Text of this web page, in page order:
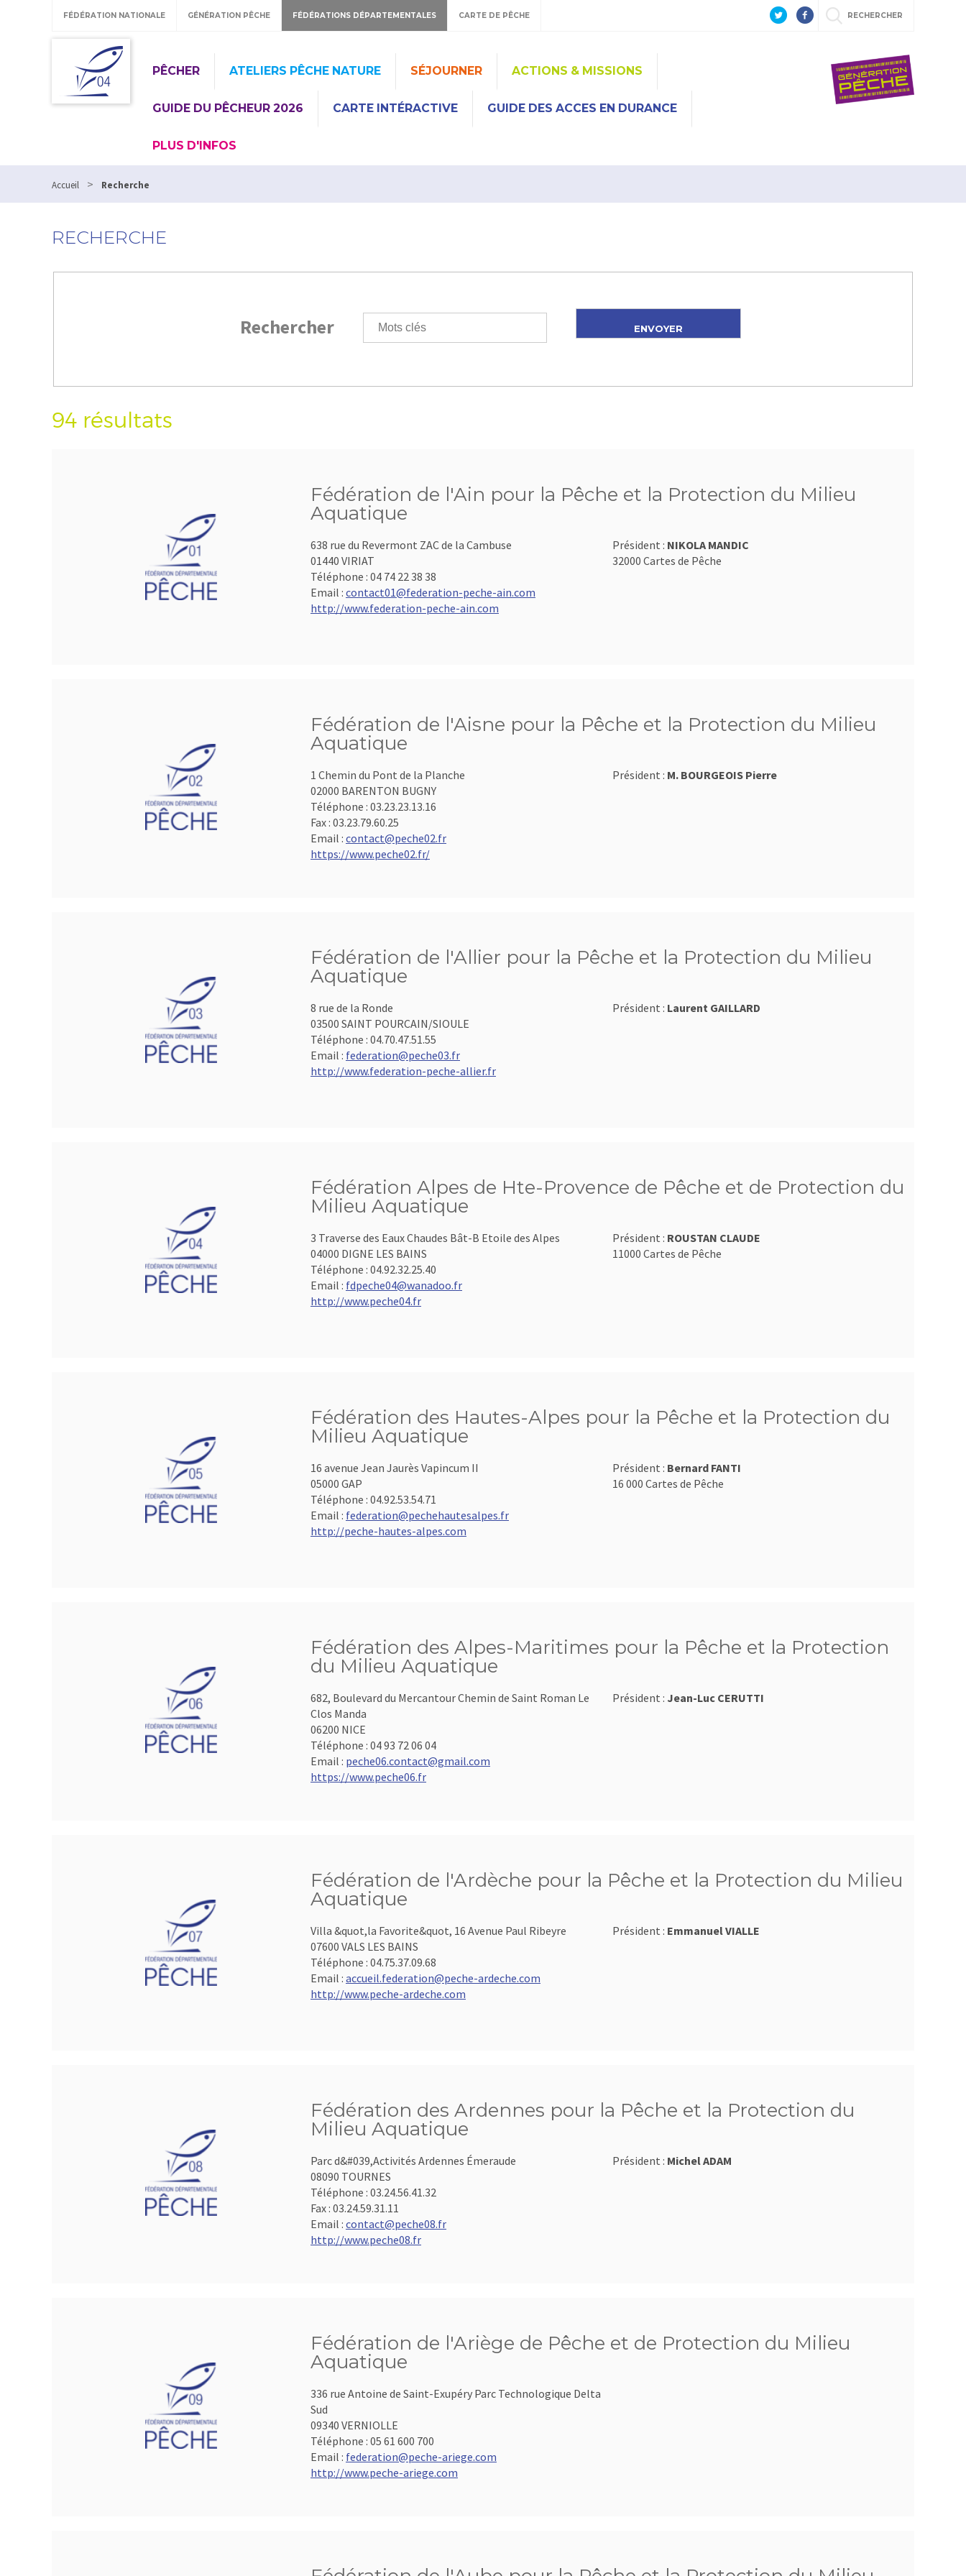
FÉDÉRATION NATIONALE GÉNÉRATION PÊCHE FÉDÉRATIONS DÉPARTEMENTALES CARTE DE PÊCHE RECHERCHER
PÊCHER ATELIERS PÊCHE NATURE SÉJOURNER ACTIONS & MISSIONS
GUIDE DU PÊCHEUR 2026 CARTE INTÉRACTIVE GUIDE DES ACCES EN DURANCE
PLUS D'INFOS
Accueil > Recherche
RECHERCHE
Rechercher
94 résultats
Fédération de l'Ain pour la Pêche et la Protection du Milieu
Aquatique
638 rue du Revermont ZAC de la Cambuse
01440 VIRIAT
Téléphone : 04 74 22 38 38
Email : contact01@federation-peche-ain.com
http://www.federation-peche-ain.com
Président : NIKOLA MANDIC
32000 Cartes de Pêche
Fédération de l'Aisne pour la Pêche et la Protection du Milieu
Aquatique
1 Chemin du Pont de la Planche
02000 BARENTON BUGNY
Téléphone : 03.23.23.13.16
Fax : 03.23.79.60.25
Email : contact@peche02.fr
https://www.peche02.fr/
Président : M. BOURGEOIS Pierre
Fédération de l'Allier pour la Pêche et la Protection du Milieu
Aquatique
8 rue de la Ronde
03500 SAINT POURCAIN/SIOULE
Téléphone : 04.70.47.51.55
Email : federation@peche03.fr
http://www.federation-peche-allier.fr
Président : Laurent GAILLARD
Fédération Alpes de Hte-Provence de Pêche et de Protection du
Milieu Aquatique
3 Traverse des Eaux Chaudes Bât-B Etoile des Alpes
04000 DIGNE LES BAINS
Téléphone : 04.92.32.25.40
Email : fdpeche04@wanadoo.fr
http://www.peche04.fr
Président : ROUSTAN CLAUDE
11000 Cartes de Pêche
Fédération des Hautes-Alpes pour la Pêche et la Protection du
Milieu Aquatique
16 avenue Jean Jaurès Vapincum II
05000 GAP
Téléphone : 04.92.53.54.71
Email : federation@pechehautesalpes.fr
http://peche-hautes-alpes.com
Président : Bernard FANTI
16 000 Cartes de Pêche
Fédération des Alpes-Maritimes pour la Pêche et la Protection
du Milieu Aquatique
682, Boulevard du Mercantour Chemin de Saint Roman Le
Clos Manda
06200 NICE
Téléphone : 04 93 72 06 04
Email : peche06.contact@gmail.com
https://www.peche06.fr
Président : Jean-Luc CERUTTI
Fédération de l'Ardèche pour la Pêche et la Protection du Milieu
Aquatique
Villa &quot,la Favorite&quot, 16 Avenue Paul Ribeyre
07600 VALS LES BAINS
Téléphone : 04.75.37.09.68
Email : accueil.federation@peche-ardeche.com
http://www.peche-ardeche.com
Président : Emmanuel VIALLE
Fédération des Ardennes pour la Pêche et la Protection du
Milieu Aquatique
Parc d&#039,Activités Ardennes Émeraude
08090 TOURNES
Téléphone : 03.24.56.41.32
Fax : 03.24.59.31.11
Email : contact@peche08.fr
http://www.peche08.fr
Président : Michel ADAM
Fédération de l'Ariège de Pêche et de Protection du Milieu
Aquatique
336 rue Antoine de Saint-Exupéry Parc Technologique Delta
Sud
09340 VERNIOLLE
Téléphone : 05 61 600 700
Email : federation@peche-ariege.com
http://www.peche-ariege.com